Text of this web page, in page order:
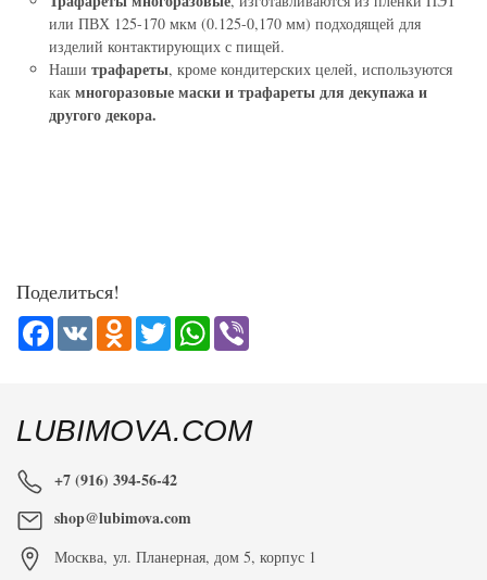
или ПВХ 125-170 мкм (0.125-0,170 мм) подходящей для
изделий контактирующих с пищей.
Наши трафареты, кроме кондитерских целей, используются
как многоразовые маски и трафареты для декупажа и
другого декора.
Поделиться!
Facebook
VK Odnoklassniki
TwitterWhatsApp
LUBIMOVA.COM
+7 (916) 394-56-42
shop@lubimova.com
Москва, ул. Планерная, дом 5, корпус 1